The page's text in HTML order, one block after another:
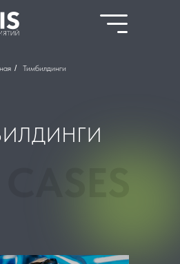
/ Тимбилдинги
CASES